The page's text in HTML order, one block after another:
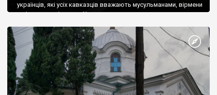
українців, які усіх кавказців вважають мусульманами, вірмени
є відданими вірянами Христа